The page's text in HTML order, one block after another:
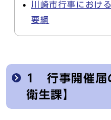
川崎市行事におけ
要綱
1 行事開催届
衛生課】